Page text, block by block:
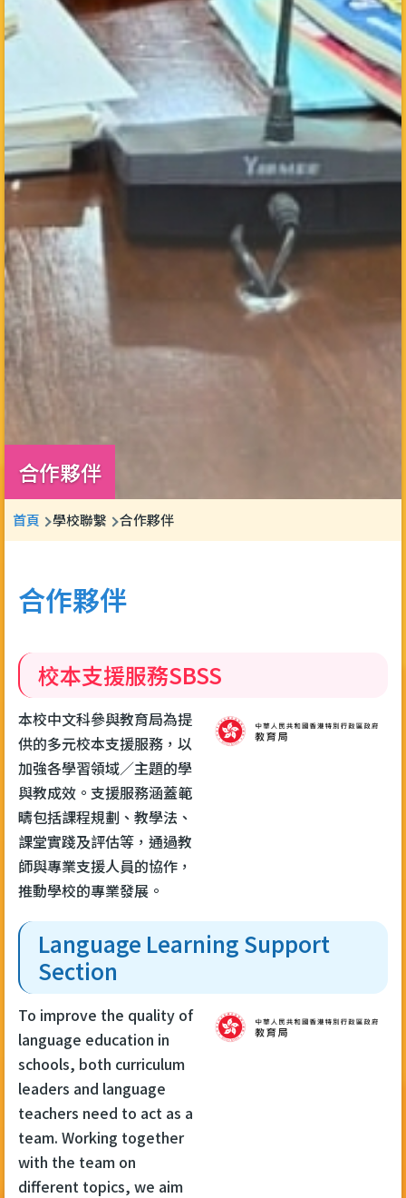
合作夥伴
導
航
結
首頁 學校聯繫 合作夥伴
合作夥伴
校本支援服務SBSS
本校中文科參與教育局為提
供的多元校本支援服務，以
加強各學習領域／主題的學
與教成效。支援服務涵蓋範
疇包括課程規劃、教學法、
課堂實踐及評估等，通過教
師與專業支援人員的協作，
推動學校的專業發展。
Language Learning Support
Section
To improve the quality of
language education in
schools, both curriculum
leaders and language
teachers need to act as a
team. Working together
with the team on
different topics, we aim